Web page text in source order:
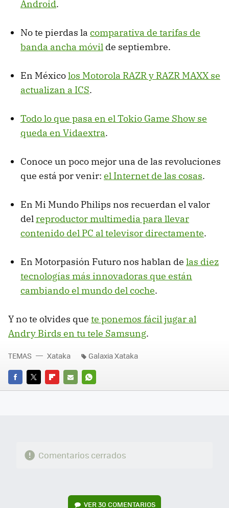
Android.
No te pierdas la comparativa de tarifas de
banda ancha móvil de septiembre.
En Méxicolos Motorola RAZRy RAZR MAXX se
actualizan a ICS.
Todo lo que pasa en el Tokio Game Show se
queda en Vidaextra.
Conoce un poco mejor una de las revoluciones
que está por venir: el Internet de las cosas.
En Mi Mundo Philips nos recuerdan el valor
delreproductor multimedia para llevar
contenido del PC al televisor directamente.
En Motorpasión Futuro nos hablan de las diez
tecnologías más innovadoras que están
cambiando el mundo del coche.
Y no te olvides que te ponemos fácil jugar al
Andry Birds en tu tele Samsung.
FACEBOOK
TWITTERFLIPBOARD
E-
WHATSAPP
TEMAS Xataka Galaxia Xataka
Comentarios cerrados
VER30 COMENTARIOS